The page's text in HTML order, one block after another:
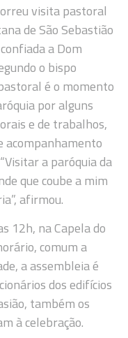
visita pastoral
de São Sebastião
a Dom
o bispo
é o momento
por alguns
e de trabalhos,
acompanhamento
a paróquia da
que coube a mim
afirmou.
12h, na Capela do
comum a
a assembleia é
dos edifícios
também os
à celebração.